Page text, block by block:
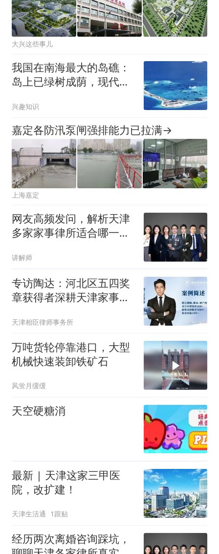
大兴这些事儿
我国在南海最大的岛礁：
岛上已绿树成荫，现代化
兴趣知识
嘉定各防汛泵闸强排能力已拉满→
上海嘉定
网友高频发问，解析天津
多家家事律所适合哪一类
讲解师
专访陶达：河北区五四奖
章获得者深耕天津家事法
天津相臣律师事务所
万吨货轮停靠港口，大型
机械快速装卸铁矿石
风蛍月缓缓
天空硬糖消
最新 | 天津这家三甲医
院，改扩建！
天津生活通 1跟贴
经历两次离婚咨询踩坑，